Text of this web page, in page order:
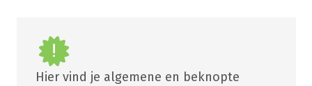
Hier vind je algemene en beknopte